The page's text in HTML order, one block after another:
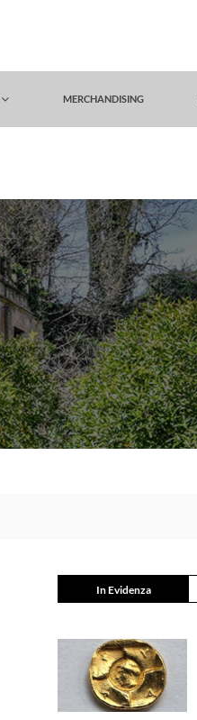
MERCHANDISING
In Evidenza